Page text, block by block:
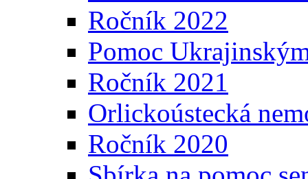
Ročník 2022
Pomoc
Ročník 2021
Orlickoústecká
Ročník 2020